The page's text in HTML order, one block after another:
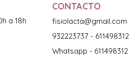
a 18h
CONTACTO
fisiolacta@gmail.com
932223737 - 611498312
Whatsapp - 611498312